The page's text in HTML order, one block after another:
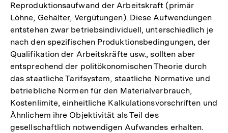
Reproduktionsaufwand der Arbeitskraft (primär
Löhne, Gehälter, Vergütungen). Diese Aufwendungen
entstehen zwar betriebsindividuell, unterschiedlich je
nach den spezifischen Produktionsbedingungen, der
Qualifikation der Arbeitskräfte usw., sollten aber
entsprechend der politökonomischen Theorie durch
das staatliche Tarifsystem, staatliche Normative und
betriebliche Normen für den Materialverbrauch,
Kostenlimite, einheitliche Kalkulationsvorschriften und
Ähnlichem ihre Objektivität als Teil des
gesellschaftlich notwendigen Aufwandes erhalten.